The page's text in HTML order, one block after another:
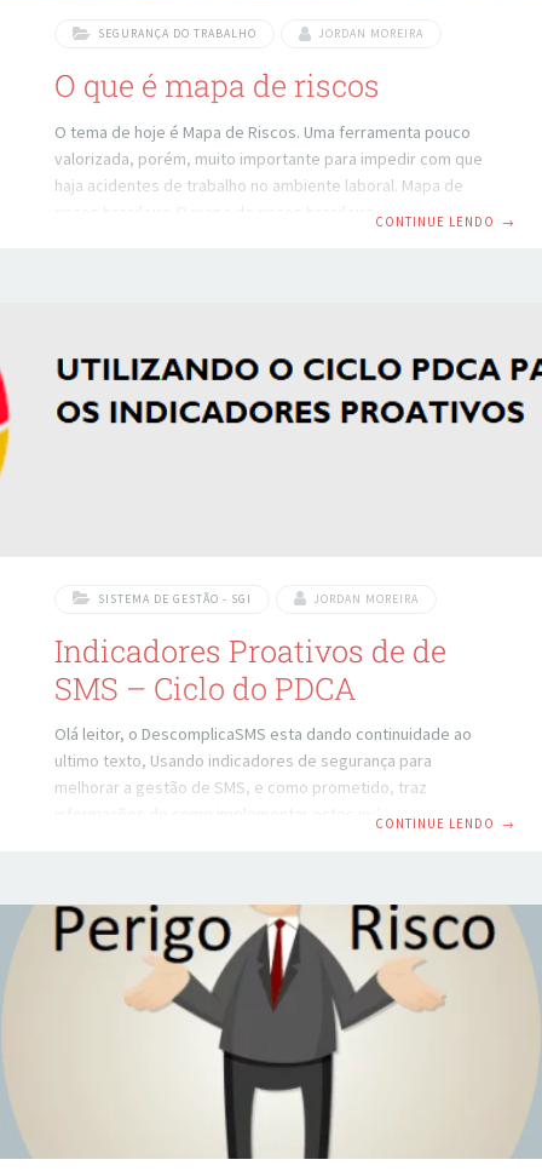
SEGURANÇA DO TRABALHO JORDAN MOREIRA
O que é mapa de riscos
O tema de hoje é Mapa de Riscos. Uma ferramenta pouco
valorizada, porém, muito importante para impedir com que
haja acidentes de trabalho no ambiente laboral. Mapa de
identificação dos riscos existentes, e consequentemente,
possuíam mais condições de
CONTINUE LENDO →
SISTEMA DE GESTÃO - SGI JORDAN MOREIRA
Indicadores Proativos de de
SMS – Ciclo do PDCA
Olá leitor, o DescomplicaSMS esta dando continuidade ao
ultimo texto, Usando indicadores de segurança para
melhorar a gestão de SMS, e como prometido, traz
informações de como implementar estes indicadores
empresa (onde você trabalha, presta serviços ou mesmo o
seu próprio empreendimento), e melhorar seus resultados
de SMS – Segurança, Meio Ambiente e Saúde. Passos para
utilizar os indicadores
CONTINUE LENDO →